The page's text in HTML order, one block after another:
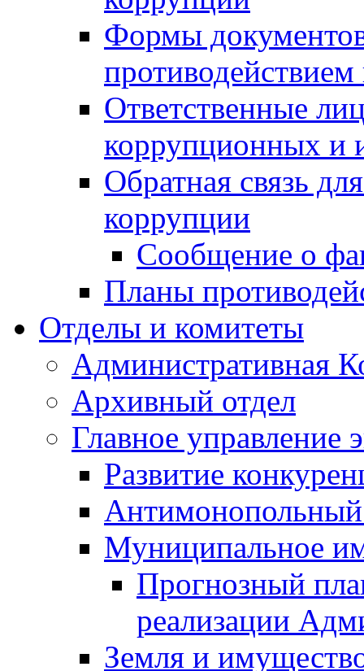
Формы
Ответственные
коррупционных и
Обратная связь
коррупции
Сообщение о
Планы
Отделы и комитеты
Административная
Архивный отдел
Главное управление
Развитие
Антимонопольный
Муниципальное
Прогнозный
реализации
Земля и